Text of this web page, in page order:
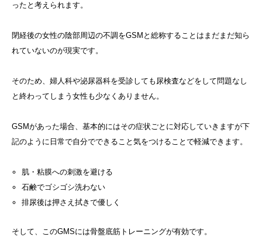
ったと考えられます。
閉経後の女性の陰部周辺の不調をGSMと総称することはまだまだ知ら
れていないのが現実です。
そのため、婦人科や泌尿器科を受診しても尿検査などをして問題なし
と終わってしまう女性も少なくありません。
GSMがあった場合、基本的にはその症状ごとに対応していきますが下
記のように日常で自分でできること気をつけることで軽減できます。
肌・粘膜への刺激を避ける
石鹸でゴシゴシ洗わない
排尿後は押さえ拭きで優しく
そして、このGMSには骨盤底筋トレーニングが有効です。